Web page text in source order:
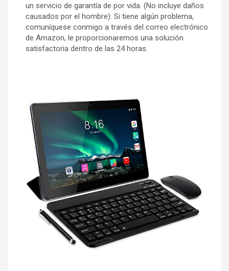
un servicio de garantía de por vida. (No incluye daños
causados ​​por el hombre). Si tiene algún problema,
comuníquese conmigo a través del correo electrónico
de Amazon, le proporcionaremos una solución
satisfactoria dentro de las 24 horas.